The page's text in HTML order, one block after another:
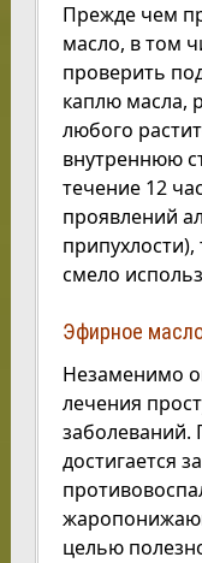
Прежде чем
масло, в том
проверить
каплю масла,
любого
внутреннюю
течение 12
проявлений
смело
Эфирное
Незаменимо
лечения
достигается
целью